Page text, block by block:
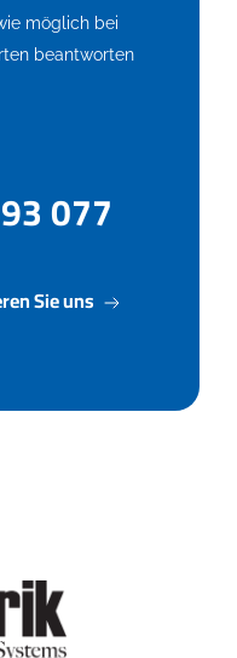
möglich bei
beantworten
077
Sie uns